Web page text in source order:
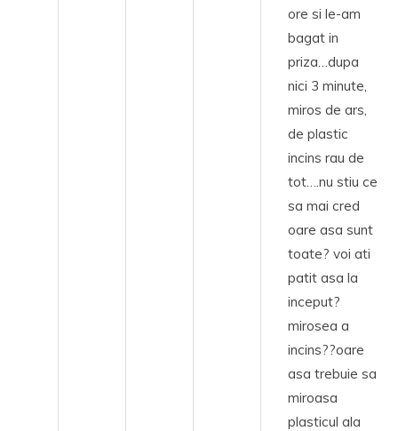
ore si le-am
bagat in
priza…dupa
nici 3 minute,
miros de ars,
de plastic
incins rau de
tot….nu stiu ce
sa mai cred
oare asa sunt
toate? voi ati
patit asa la
inceput?
mirosea a
incins??oare
asa trebuie sa
miroasa
plasticul ala